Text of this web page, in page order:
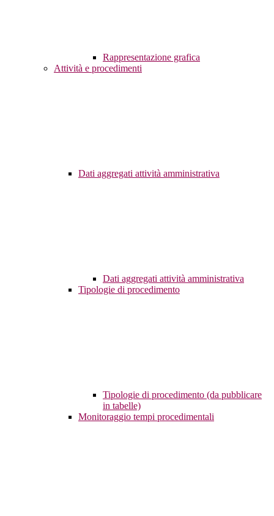
Rappresentazione grafica
Attività e procedimenti
Dati aggregati attività amministrativa
Dati aggregati attività amministrativa
Tipologie di procedimento
Tipologie di procedimento (da pubblicare
in tabelle)
Monitoraggio tempi procedimentali